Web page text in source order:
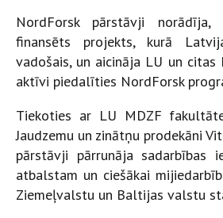
NordForsk pārstāvji
finansēts projekts, kurā
vadošais, un aicināja LU un
aktīvi piedalīties NordForsk
Tiekoties ar LU MDZF
Jaudzemu un zinātņu prodekāni
pārstāvji pārrunāja sadarbības
atbalstam un ciešākai
Ziemeļvalstu un Baltijas valstu